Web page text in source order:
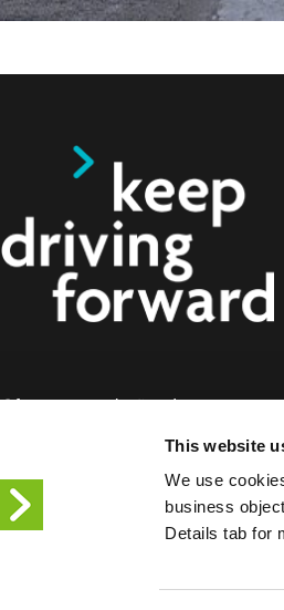
This website
We use
business
Details tab for
Oferecemos soluções de
empresas e cidades. As nossas
facilitam às empresas e às cidades a
infraestrutura de que os condutores
necessitam, enquanto a